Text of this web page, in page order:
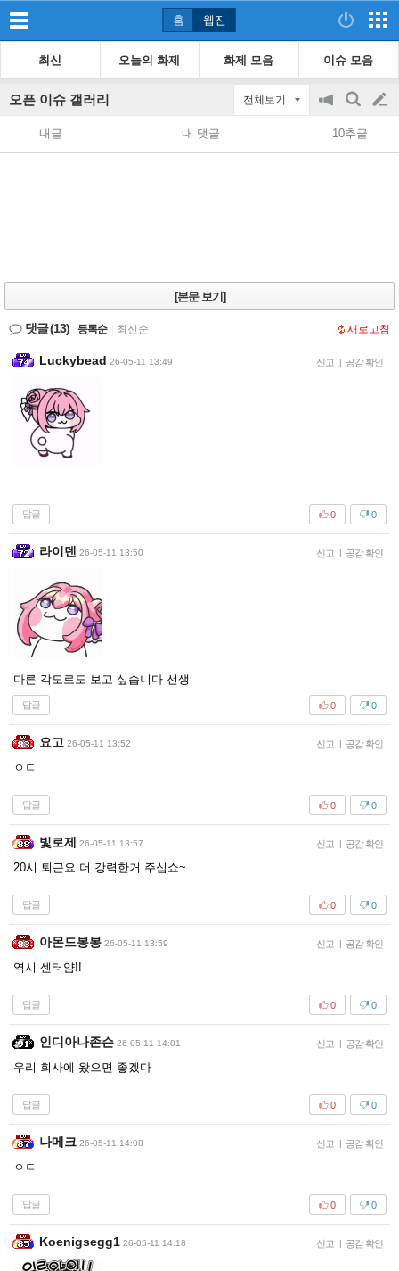
홈 웹진
최신 오늘의 화제 화제 모음 이슈 모음
오픈 이슈 갤러리 전체보기
공
지
on/off
검
색
글
쓰
내글 내 댓글 10추글
[본문 보기]
댓글(13) 등록순 최신순 새로고침
Luckybead 26-05-11 13:49 신고 | 공감 확인
답글 0
0
라이덴 26-05-11 13:50 신고 | 공감 확인
다른 각도로도 보고 싶습니다 선생
답글 0
0
요고 26-05-11 13:52 신고 | 공감 확인
ㅇㄷ
답글 0
0
빛로제 26-05-11 13:57 신고 | 공감 확인
20시 퇴근요 더 강력한거 주십쇼~
답글 0
0
아몬드봉봉 26-05-11 13:59 신고 | 공감 확인
역시 센터얌!!
답글 0
0
인디아나존슨 26-05-11 14:01 신고 | 공감 확인
우리 회사에 왔으면 좋겠다
답글 0
0
나메크 26-05-11 14:08 신고 | 공감 확인
ㅇㄷ
답글 0
0
Koenigsegg1 26-05-11 14:18 신고 | 공감 확인